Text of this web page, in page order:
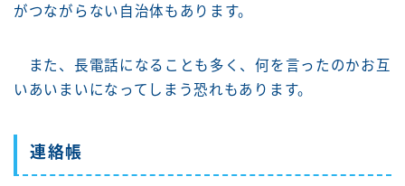
がつながらない自治体もあります。
また、長電話になることも多く、何を言ったのかお互
いあいまいになってしまう恐れもあります。
連絡帳